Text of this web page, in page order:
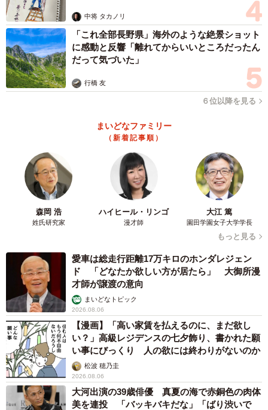
中将 タカノリ
「これ全部長野県」海外のような絶景ショット
に感動と反響「離れてからいいところだったん
だって気づいた」
行橋 友
６位以降を見る
まいどなファミリー
（新着記事順）
森岡 浩
姓氏研究家
ハイヒール・リンゴ
漫才師
大江 篤
園田学園女子大学学長
もっと見る
愛車は総走行距離17万キロのホンダレジェン
ド 「どなたか欲しい方が居たら」 大御所漫
才師が譲渡の意向
まいどなトピック
2026.08.06
【漫画】「高い家賃を払えるのに、まだ欲し
い？」高級レジデンスの七夕飾り、書かれた願
い事にびっくり 人の欲には終わりがないのか
松波 穂乃圭
2026.08.06
大河出演の39歳俳優 真夏の海で赤銅色の肉体
美を連投 「バッキバキだな」「ばり渋いで